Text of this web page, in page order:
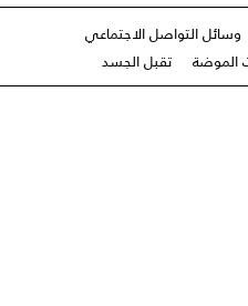
وسائل التواصل الاجتماعي
الموضة تقبل الجسد